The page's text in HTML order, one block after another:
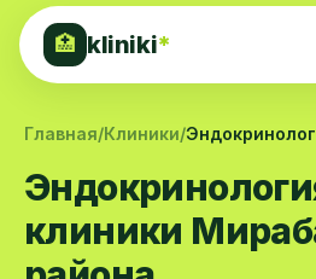
🏥 kliniki*
Главная/Клиники/
клиники